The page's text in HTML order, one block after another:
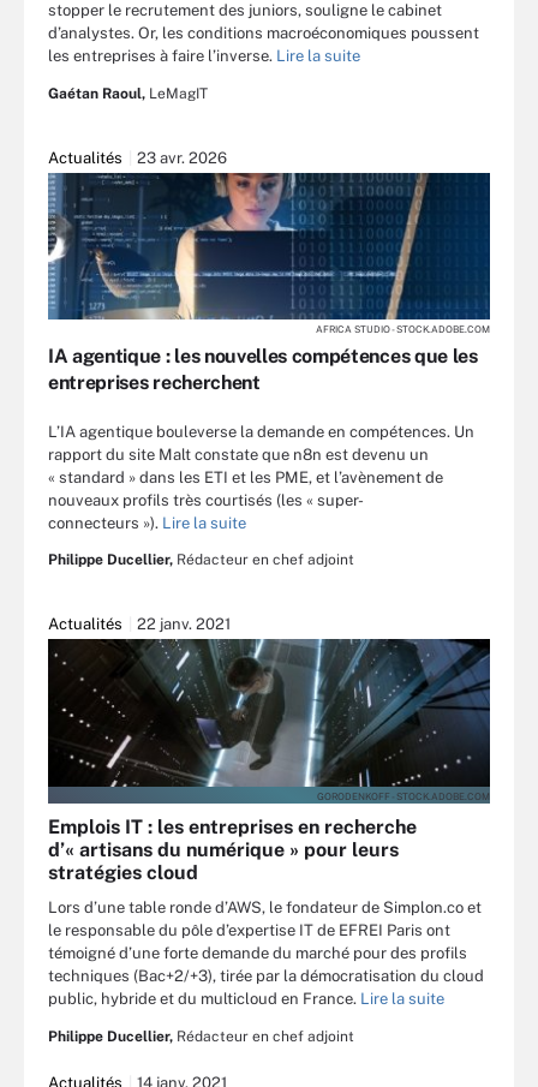
stopper le recrutement des juniors, souligne le cabinet
d’analystes. Or, les conditions macroéconomiques poussent
les entreprises à faire l’inverse. Lire la suite
Gaétan Raoul, LeMagIT
Actualités 23 avr. 2026
AFRICA STUDIO - STOCK.ADOBE.COM
IA agentique : les nouvelles compétences que les
entreprises recherchent
L’IA agentique bouleverse la demande en compétences. Un
rapport du site Malt constate que n8n est devenu un
« standard » dans les ETI et les PME, et l’avènement de
nouveaux profils très courtisés (les « super-
connecteurs »). Lire la suite
Philippe Ducellier, Rédacteur en chef adjoint
Actualités 22 janv. 2021
GORODENKOFF - STOCK.ADOBE.COM
Emplois IT : les entreprises en recherche
d’« artisans du numérique » pour leurs
stratégies cloud
Lors d’une table ronde d’AWS, le fondateur de Simplon.co et
le responsable du pôle d’expertise IT de EFREI Paris ont
témoigné d’une forte demande du marché pour des profils
techniques (Bac+2/+3), tirée par la démocratisation du cloud
public, hybride et du multicloud en France. Lire la suite
Philippe Ducellier, Rédacteur en chef adjoint
Actualités 14 janv. 2021